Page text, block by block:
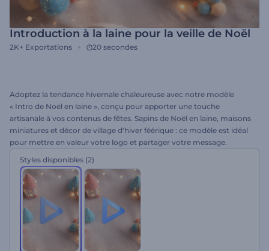
Introduction à la laine pour la veille de Noël
2K+ Exportations 20 secondes
Adoptez la tendance hivernale chaleureuse avec notre modèle
« Intro de Noël en laine », conçu pour apporter une touche
artisanale à vos contenus de fêtes. Sapins de Noël en laine, maisons
miniatures et décor de village d'hiver féérique : ce modèle est idéal
pour mettre en valeur votre logo et partager votre message.
vœux et une musique de fond. Parfait pour les vidéos de vœux, les
publicités de Noël, les réseaux sociaux, les annonces spéciales et
bien plus encore. Essayez-le dès maintenant !
Styles disponibles (2)